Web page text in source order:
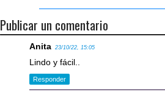
Publicar un comentario
Anita 23/10/22, 15:05
Lindo y fácil..
Responder